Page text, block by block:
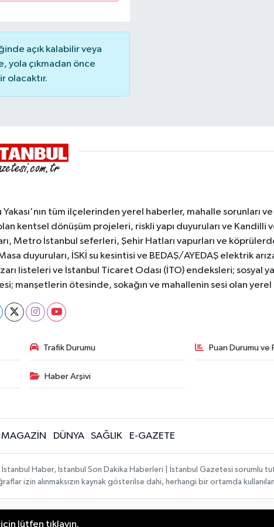
açık kalabilir veya
yola çıkmadan önce
olacaktır.
tüm ilçelerinden yerel haberler, mahalle sorunları
kentsel dönüşüm projeleri, riskli yapı duyuruları ve Kandilli
Metro İstanbul seferleri, Şehir Hatları vapurları ve
duyuruları, İSKİ su kesintisi ve BEDAŞ/AYEDAŞ elektrik
listeleri ve İstanbul Ticaret Odası (İTO) endeksleri; sosyal
ötesinde, sokağın ve mahallenin sesi olan yerel
Trafik Durumu Puan Durumu ve
Haber Arşivi
MAGAZİN DÜNYA SAĞLIK E-GAZETE
İstanbul Haber, İstanbul Son Dakika Haberleri | İstanbul Gazetesi sorumlu
izin alınmaksızın kaynak gösterilse dahi, herhangi bir ortamda
lütfen tıklayın.